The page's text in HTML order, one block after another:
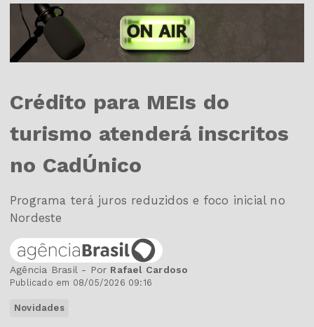
Crédito para MEIs do
turismo atenderá inscritos
no CadÚnico
Programa terá juros reduzidos e foco inicial no
Nordeste
Agência Brasil - Por Rafael Cardoso
Publicado em 08/05/2026 09:16
Novidades